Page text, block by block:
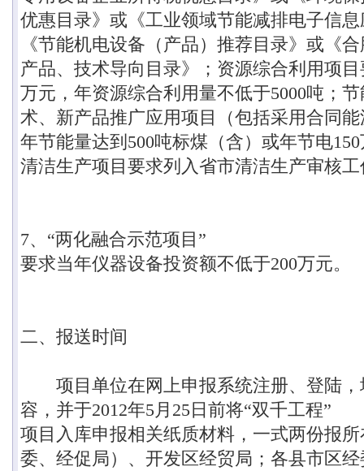
优惠目录》或《工业领域节能减排电子信
《节能机电设备（产品）推荐目录》或《
产品、技术导向目录》；资源综合利用项
万元，年资源综合利用量不低于5000吨；
术、新产品推广应用项目（包括采用合同
年节能量达到 500吨标煤（含）或年节电150
清洁生产项目要求列入省市清洁生产审核
7、 “两化融合示范项目 ”
要求当年仪器设备投资额不低于200万元。
二、报送时间
项目单位在网上申报系统注册、登陆，
容，并于2012年5 月 25日前将“双千工程”
项目入库申报相关纸质材料，一式两份报
委、经促局）、开发区经贸局；各县市区